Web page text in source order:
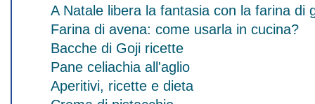
A Natale libera la fantasia con la farina di
Farina di avena: come usarla in cucina?
Bacche di Goji ricette
Pane celiachia all'aglio
Aperitivi, ricette e dieta